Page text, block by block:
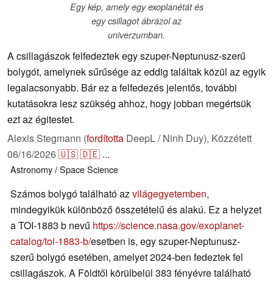
Egy kép, amely egy exoplanétát és
egy csillagot ábrázol az
univerzumban.
A csillagászok felfedeztek egy szuper-Neptunusz-szerű
bolygót, amelynek sűrűsége az eddig találtak közül az egyik
legalacsonyabb. Bár ez a felfedezés jelentős, további
kutatásokra lesz szükség ahhoz, hogy jobban megértsük
ezt az égitestet.
Alexis Stegmann (fordította DeepL / Ninh Duy), Közzétett
06/16/2026🇺🇸🇩🇪 ...
Astronomy / SpaceScience
Számos bolygó található azvilágegyetemben,
mindegyikük különböző összetételű és alakú. Ez a helyzet
a TOI-1883 b nevű https://science.nasa.gov/exoplanet-
catalog/toi-1883-b/esetben is, egy szuper-Neptunusz-
szerű bolygó esetében, amelyet 2024-ben fedeztek fel
csillagászok. A Földtől körülbelül 383 fényévre található